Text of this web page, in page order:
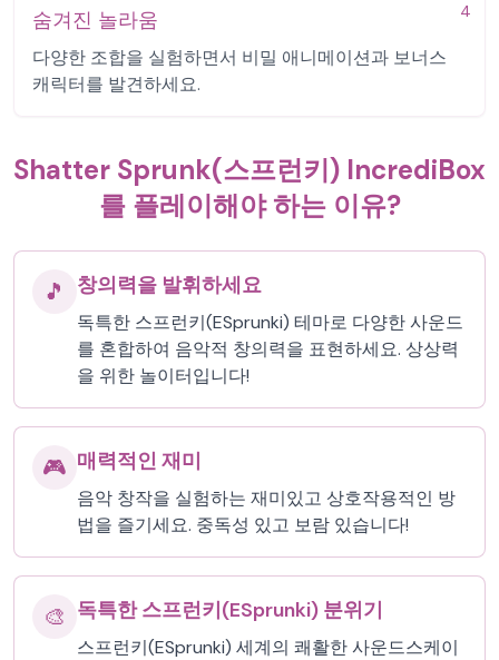
4
숨겨진 놀라움
다양한 조합을 실험하면서 비밀 애니메이션과 보너스
캐릭터를 발견하세요.
Shatter Sprunk(스프런키) IncrediBox
를 플레이해야 하는 이유?
🎵 창의력을 발휘하세요
독특한 스프런키(ESprunki) 테마로 다양한 사운드
를 혼합하여 음악적 창의력을 표현하세요. 상상력
을 위한 놀이터입니다!
🎮 매력적인 재미
음악 창작을 실험하는 재미있고 상호작용적인 방
법을 즐기세요. 중독성 있고 보람 있습니다!
🎨 독특한 스프런키(ESprunki) 분위기
스프런키(ESprunki) 세계의 쾌활한 사운드스케이